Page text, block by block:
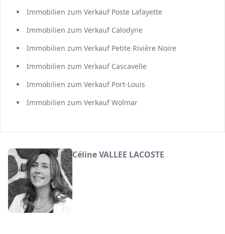
Immobilien zum Verkauf Poste Lafayette
Immobilien zum Verkauf Calodyne
Immobilien zum Verkauf Petite Rivière Noire
Immobilien zum Verkauf Cascavelle
Immobilien zum Verkauf Port-Louis
Immobilien zum Verkauf Wolmar
Céline VALLEE LACOSTE